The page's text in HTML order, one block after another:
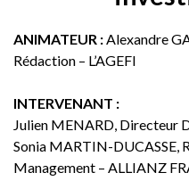
ANIMATEUR : Alexandre
Rédaction – L’AGEFI
INTERVENANT :
Julien MENARD, Directeur
Sonia MARTIN-DUCASSE,
Management – ALLIANZ